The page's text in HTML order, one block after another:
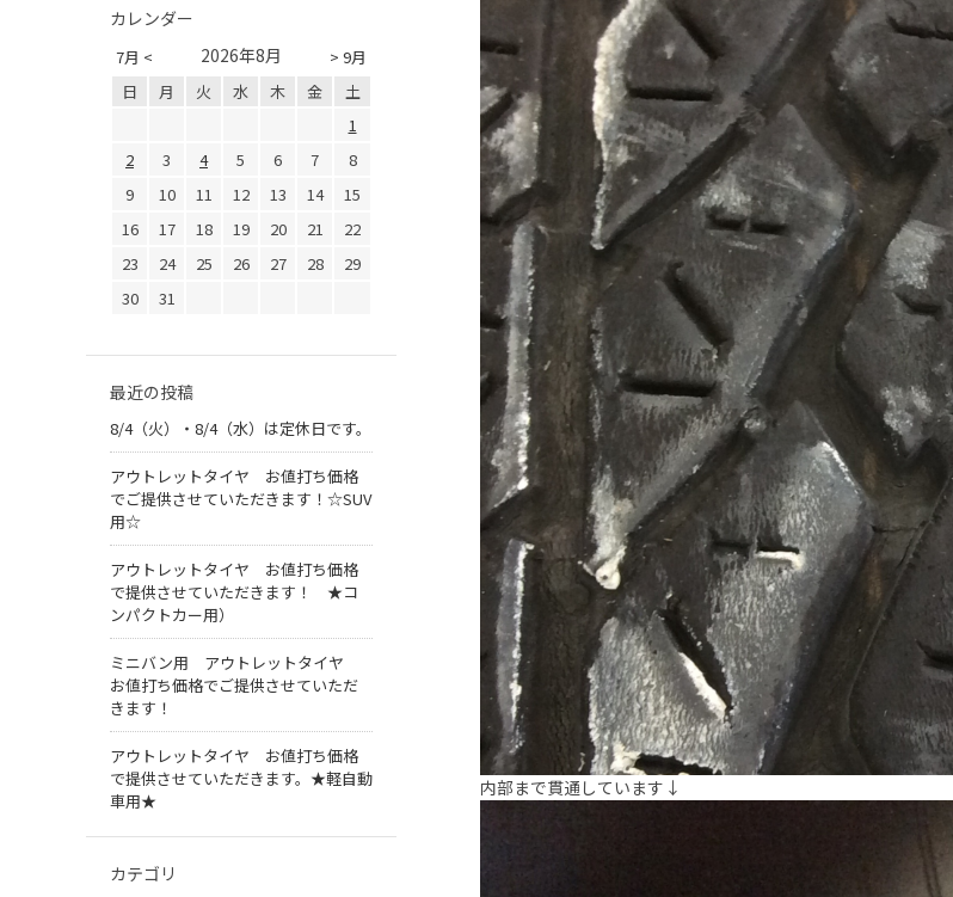
内部まで貫通しています↓
カレンダー
7月 < > 9月
2026年8月
日 月 火 水 木 金
土
1
2
3 4 5 6 7
8
9
10 11 12 13 14
15
16
17 18 19 20 21
22
23
24 25 26 27 28
29
30
31
最近の投稿
8/4（火）・8/4（水）は定休日です。
アウトレットタイヤ お値打ち価格
でご提供させていただきます！☆SUV
用☆
アウトレットタイヤ お値打ち価格
で提供させていただきます！ ★コ
ンパクトカー用）
ミニバン用 アウトレットタイヤ
お値打ち価格でご提供させていただ
きます！
アウトレットタイヤ お値打ち価格
で提供させていただきます。★軽自動
車用★
カテゴリ